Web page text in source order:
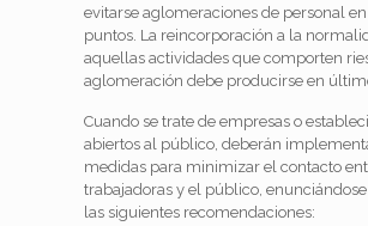
evitarse aglomeraciones de personal en
puntos. La reincorporación a la
aquellas actividades que comporten
aglomeración debe producirse en
Cuando se trate de empresas o
abiertos al público, deberán
medidas para minimizar el contacto
trabajadoras y el público,
las siguientes recomendaciones: